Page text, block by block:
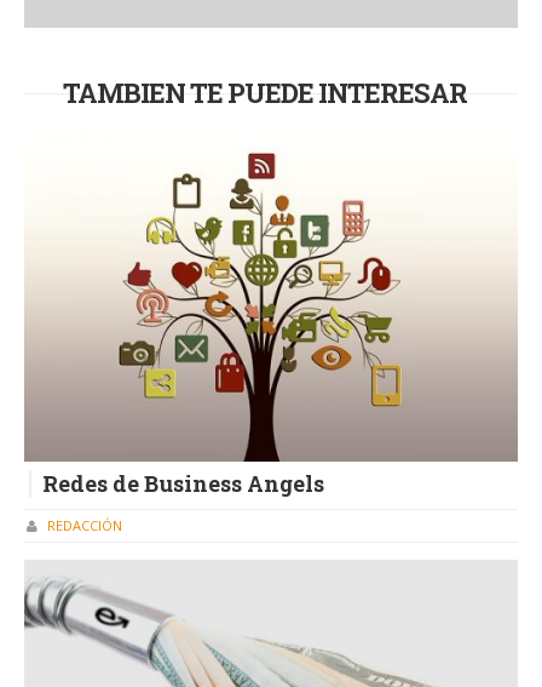
TAMBIEN TE PUEDE INTERESAR
Redes de Business Angels
REDACCIÓN